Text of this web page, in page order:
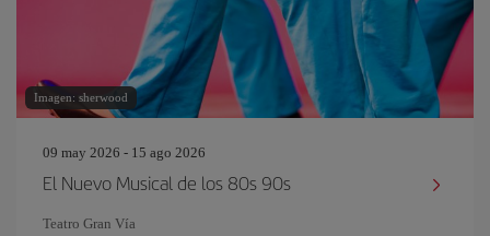
Imagen: sherwood
09 may 2026 - 15 ago 2026
El Nuevo Musical de los 80s 90s
Teatro Gran Vía